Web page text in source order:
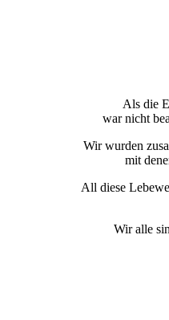
Als die
war nicht
Wir wurden
mit
All diese
Wir alle